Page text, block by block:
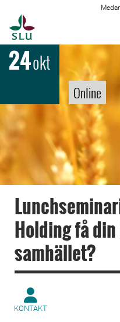
24okt
Online
Holding få
samhället?
KONTAKT